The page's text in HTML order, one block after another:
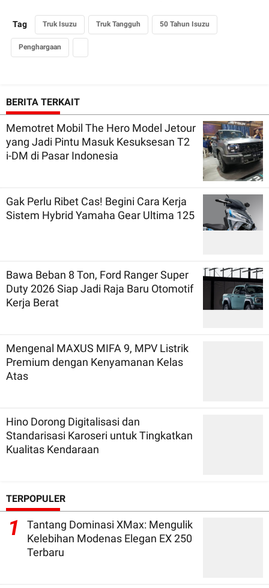
Tag Truk Isuzu Truk Tangguh 50 Tahun Isuzu
Penghargaan
BERITA TERKAIT
Memotret Mobil The Hero Model Jetour
yang Jadi Pintu Masuk Kesuksesan T2
i-DM di Pasar Indonesia
Gak Perlu Ribet Cas! Begini Cara Kerja
Sistem Hybrid Yamaha Gear Ultima 125
Bawa Beban 8 Ton, Ford Ranger Super
Duty 2026 Siap Jadi Raja Baru Otomotif
Kerja Berat
Mengenal MAXUS MIFA 9, MPV Listrik
Premium dengan Kenyamanan Kelas
Atas
Hino Dorong Digitalisasi dan
Standarisasi Karoseri untuk Tingkatkan
Kualitas Kendaraan
TERPOPULER
1
Tantang Dominasi XMax: Mengulik
Kelebihan Modenas Elegan EX 250
Terbaru